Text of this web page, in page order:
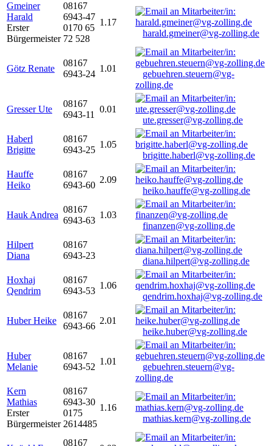
Gmeiner
Harald
Erster
Bürgermeister
08167
6943-47
0170 65
72 528
1.17
harald.gmeiner@vg-zolling.de
Götz Renate
08167
6943-24
1.01
gebuehren.steuern@vg-
zolling.de
Gresser Ute
08167
6943-11
0.01
ute.gresser@vg-zolling.de
Haberl
Brigitte
08167
6943-25
1.05
brigitte.haberl@vg-zolling.de
Hauffe
Heiko
08167
6943-60
2.09
heiko.hauffe@vg-zolling.de
Hauk Andrea
08167
6943-63
1.03
finanzen@vg-zolling.de
Hilpert
Diana
08167
6943-23
diana.hilpert@vg-zolling.de
Hoxhaj
Qendrim
08167
6943-53
1.06
qendrim.hoxhaj@vg-zolling.de
Huber Heike
08167
6943-66
2.01
heike.huber@vg-zolling.de
Huber
Melanie
08167
6943-52
1.01
gebuehren.steuern@vg-
zolling.de
Kern
Mathias
Erster
Bürgermeister
08167
6943-30
0175
2614485
1.16
mathias.kern@vg-zolling.de
08167